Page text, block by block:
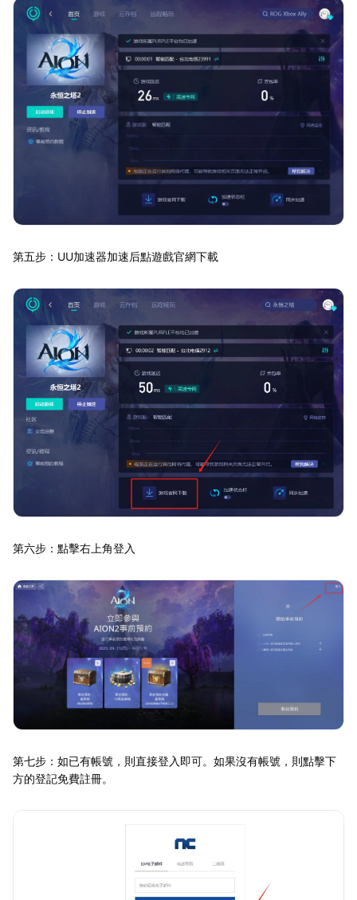
第五步：UU加速器加速后點遊戲官網下載
第六步：點擊右上角登入
第七步：如已有帳號，則直接登入即可。如果沒有帳號，則點擊下
方的登記免費註冊。